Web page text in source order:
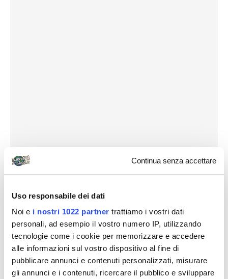
Continua senza accettare
Uso responsabile dei dati
Noi e i nostri 1022 partner trattiamo i vostri dati
personali, ad esempio il vostro numero IP, utilizzando
tecnologie come i cookie per memorizzare e accedere
alle informazioni sul vostro dispositivo al fine di
pubblicare annunci e contenuti personalizzati, misurare
gli annunci e i contenuti, ricercare il pubblico e sviluppare
Ci dirigiamo verso l’enoteca/ bistrot/ affitta camere
Uve, ambiente elegante, grazioso e ben curato.
Immancabili i turisti stranieri. Ci concediamo un
aperitivo a base di vini locali accompagnato da un
ottimo tagliere di formaggi e salumi.